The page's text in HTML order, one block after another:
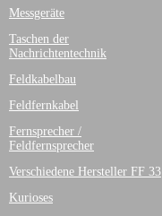
Messgeräte
Taschen der
Nachrichtentechnik
Feldkabelbau
Feldfernkabel
Fernsprecher /
Feldfernsprecher
Verschiedene Hersteller FF 33
Kurioses